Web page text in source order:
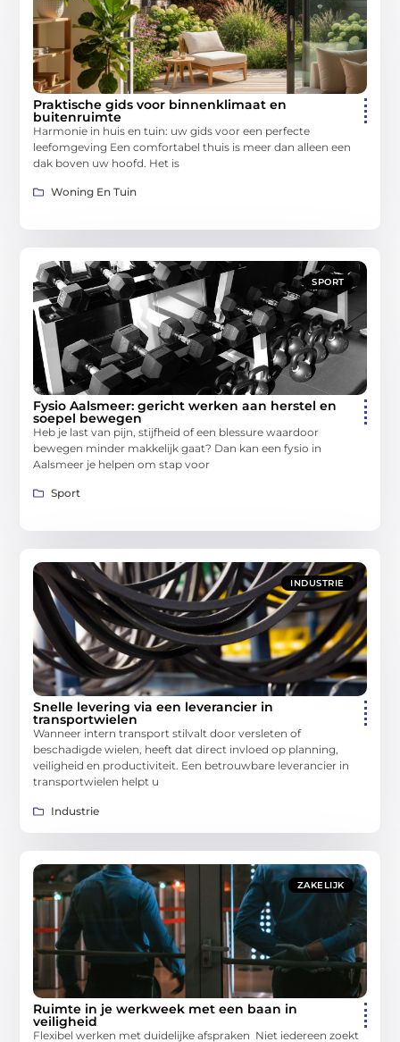
Praktische gids voor binnenklimaat en
buitenruimte
Harmonie in huis en tuin: uw gids voor een perfecte
leefomgeving Een comfortabel thuis is meer dan alleen een
dak boven uw hoofd. Het is
Woning En Tuin
SPORT
Fysio Aalsmeer: gericht werken aan herstel en
soepel bewegen
Heb je last van pijn, stijfheid of een blessure waardoor
bewegen minder makkelijk gaat? Dan kan een fysio in
Aalsmeer je helpen om stap voor
Sport
INDUSTRIE
Snelle levering via een leverancier in
transportwielen
Wanneer intern transport stilvalt door versleten of
beschadigde wielen, heeft dat direct invloed op planning,
veiligheid en productiviteit. Een betrouwbare leverancier in
transportwielen helpt u
Industrie
ZAKELIJK
Ruimte in je werkweek met een baan in
veiligheid
Flexibel werken met duidelijke afspraken Niet iedereen zoekt